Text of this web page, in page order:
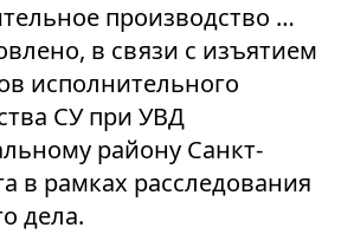
производство …
в связи с изъятием
исполнительного
СУ при УВД
району Санкт-
в рамках расследования
дела.